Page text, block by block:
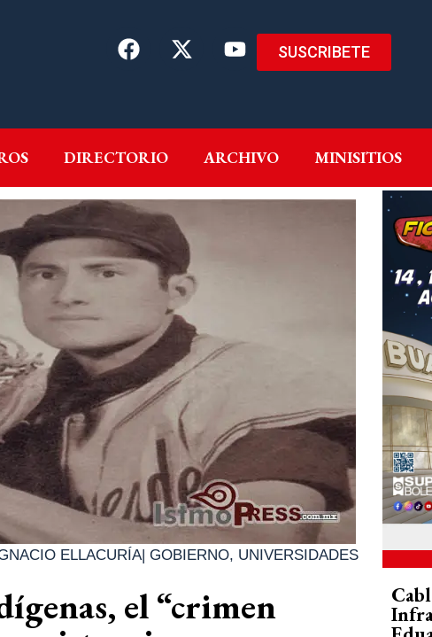
SUSCRIBETE
DIRECTORIO ARCHIVO MINISITIOS
GENEROS DIRECTORIO ARCHIVO MINISITIOS
ELLACURÍA| GOBIERNO, UNIVERSIDADES
el “crimen